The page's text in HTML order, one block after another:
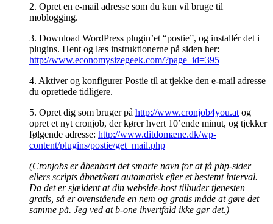
2. Opret en e-mail adresse som du kun vil bruge til
moblogging.
3. Download WordPress plugin’et “postie”, og installér det i
plugins. Hent og læs instruktionerne på siden her:
http://www.economysizegeek.com/?page_id=395
4. Aktiver og konfigurer Postie til at tjekke den e-mail adresse
du oprettede tidligere.
5. Opret dig som bruger på http://www.cronjob4you.at og
opret et nyt cronjob, der kører hvert 10’ende minut, og tjekker
følgende adresse: http://www.ditdomæne.dk/wp-
content/plugins/postie/get_mail.php
(Cronjobs er åbenbart det smarte navn for at få php-sider
ellers scripts åbnet/kørt automatisk efter et bestemt interval.
Da det er sjældent at din webside-host tilbuder tjenesten
gratis, så er ovenstående en nem og gratis måde at gøre det
samme på. Jeg ved at b-one ihvertfald ikke gør det.)